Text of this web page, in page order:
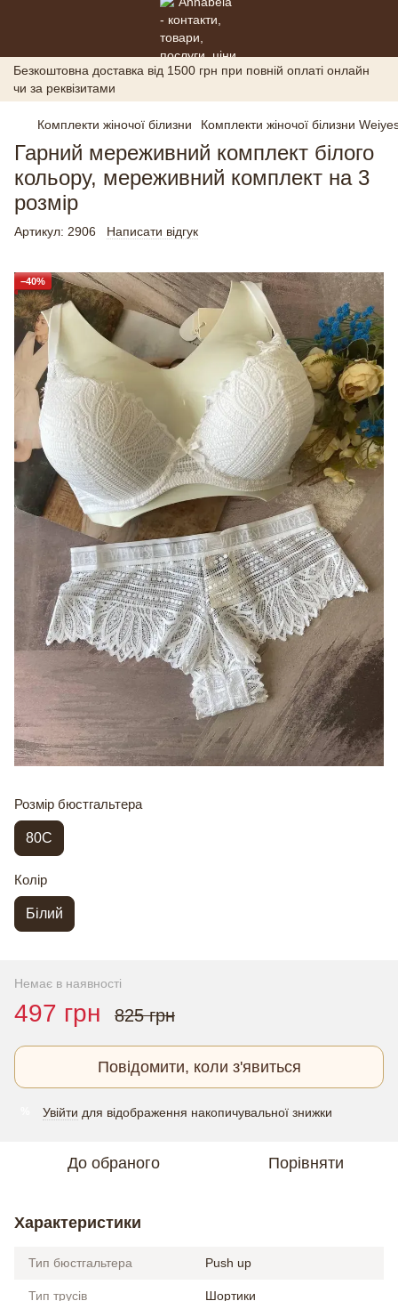
Безкоштовна доставка від 1500 грн при повній оплаті онлайн
чи за реквізитами
Комплекти жіночої білизни Комплекти жіночої білизни
Гарний мереживний комплект білого
кольору, мереживний комплект на 3
розмір
Артикул: 2906 Написати відгук
−40%
Розмір бюстгальтера
80C
Колір
Білий
Немає в наявності
497 грн 825 грн
Повідомити, коли з'явиться
Увійти для відображення накопичувальної знижки
До обраного Порівняти
Характеристики
Тип бюстгальтера Push up
Тип трусів Шортики